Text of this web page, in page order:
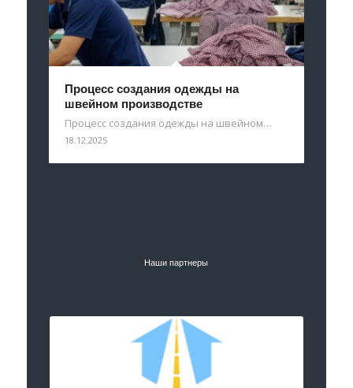
Процесс создания одежды на
швейном производстве
Процесс создания одежды на швейном…
18.12.2025
Наши партнеры